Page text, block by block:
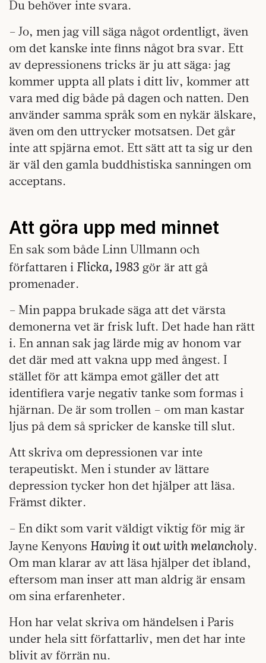
Du behöver inte svara.
– Jo, men jag vill säga något ordentligt, även
om det kanske inte finns något bra svar. Ett
av depressionens tricks är ju att säga: jag
kommer uppta all plats i ditt liv, kommer att
vara med dig både på dagen och natten. Den
använder samma språk som en nykär älskare,
även om den uttrycker motsatsen. Det går
inte att spjärna emot. Ett sätt att ta sig ur den
är väl den gamla buddhistiska sanningen om
acceptans.
Att göra upp med minnet
En sak som både Linn Ullmann och
författaren i Flicka, 1983 gör är att gå
promenader.
– Min pappa brukade säga att det värsta
demonerna vet är frisk luft. Det hade han rätt
i. En annan sak jag lärde mig av honom var
det där med att vakna upp med ångest. I
stället för att kämpa emot gäller det att
identifiera varje negativ tanke som formas i
hjärnan. De är som trollen – om man kastar
ljus på dem så spricker de kanske till slut.
Att skriva om depressionen var inte
terapeutiskt. Men i stunder av lättare
depression tycker hon det hjälper att läsa.
Främst dikter.
– En dikt som varit väldigt viktig för mig är
Jayne Kenyons Having it out with melancholy.
Om man klarar av att läsa hjälper det ibland,
eftersom man inser att man aldrig är ensam
om sina erfarenheter.
Hon har velat skriva om händelsen i Paris
under hela sitt författarliv, men det har inte
blivit av förrän nu.